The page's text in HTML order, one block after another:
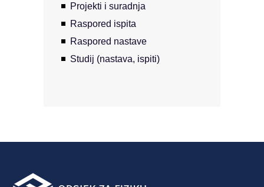
Projekti i suradnja
Raspored ispita
Raspored nastave
Studij (nastava, ispiti)